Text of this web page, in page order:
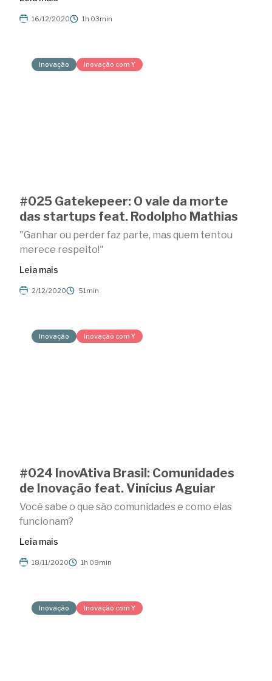
16/12/2020 1h 03min
Inovação Inovação com Y
#025 Gatekepeer: O vale da morte
das startups feat. Rodolpho Mathias
"Ganhar ou perder faz parte, mas quem tentou
merece respeito!"
Leia mais
2/12/2020 51min
Inovação Inovação com Y
#024 InovAtiva Brasil: Comunidades
de Inovação feat. Vinícius Aguiar
Você sabe o que são comunidades e como elas
funcionam?
Leia mais
18/11/2020 1h 09min
Inovação Inovação com Y